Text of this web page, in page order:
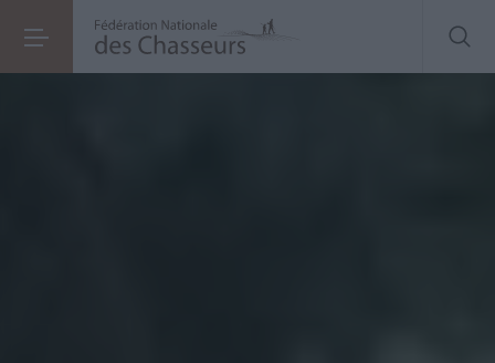
Conflit de canards dans les Hauts de France